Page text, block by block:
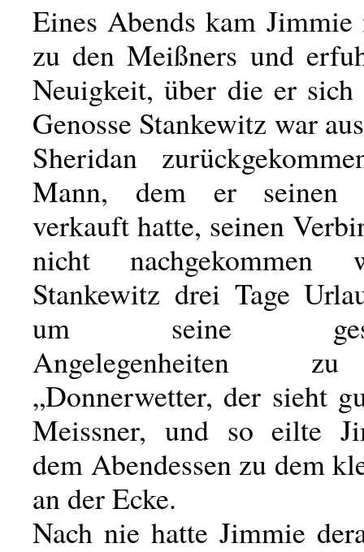
Eines Abends kam Jimmie
zu den Meißners und
Neuigkeit, über die er sich
Genosse Stankewitz war
Sheridan
Mann, dem er seinen
verkauft hatte, seinen
nicht nachgekommen
Stankewitz drei Tage
um seine
Angelegenheiten
„Donnerwetter, der sieht
Meissner, und so eilte
dem Abendessen zu dem
an der Ecke.
Nach nie hatte Jimmie